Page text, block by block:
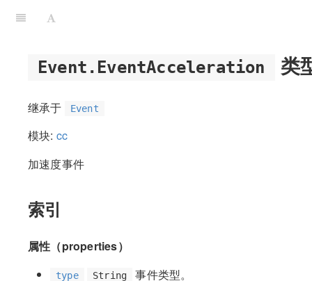
Event.EventAcceleration 类
继承于 Event
模块: cc
加速度事件
索引
属性（properties）
type String 事件类型。